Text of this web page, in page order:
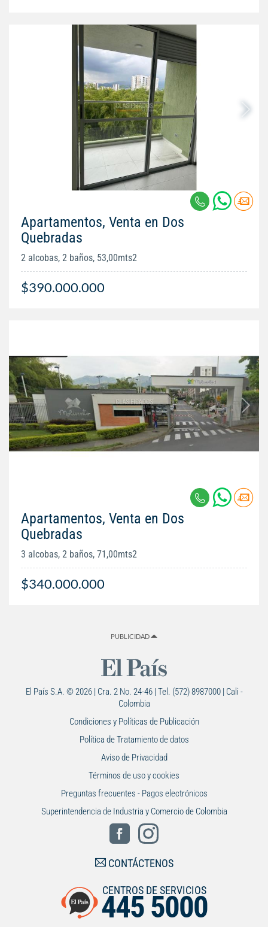
Apartamentos, Venta en Dos
Quebradas
2 alcobas, 2 baños, 53,00mts2
$390.000.000
Apartamentos, Venta en Dos
Quebradas
3 alcobas, 2 baños, 71,00mts2
$340.000.000
PUBLICIDAD
El País S.A. © 2026 | Cra. 2 No. 24-46 | Tel. (572) 8987000 | Cali -
Colombia
Condiciones y Políticas de Publicación
Política de Tratamiento de datos
Aviso de Privacidad
Términos de uso y cookies
Preguntas frecuentes - Pagos electrónicos
Superintendencia de Industria y Comercio de Colombia
CONTÁCTENOS
CENTROS DE SERVICIOS
445 5000